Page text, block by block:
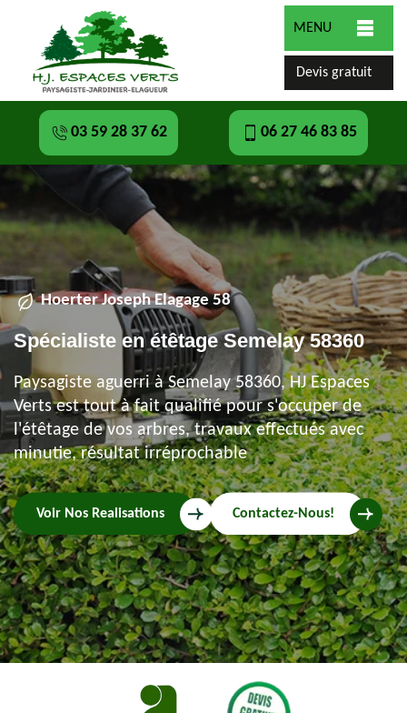
MENU
Devis gratuit
03 59 28 37 62 06 27 46 83 85
Hoerter Joseph Elagage 58
Spécialiste en étêtage Semelay 58360
Paysagiste aguerri à Semelay 58360, HJ Espaces
Verts est tout à fait qualifié pour s'occuper de
l'étêtage de vos arbres, travaux effectués avec
minutie, résultat irréprochable
Voir Nos Realisations Contactez-Nous!